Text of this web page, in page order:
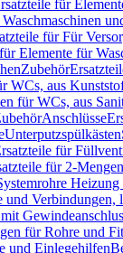
für
für Für
Elemente für
Zubehör
WCs, aus
für WCs, aus
Anschlüsse
Unterputzspülkästen
für
für 2-
und Verbindungen,
für Rohre und
und Einlegehilfen